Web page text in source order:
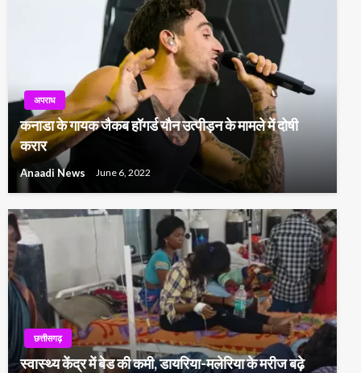
अपराध
कनाडा के गायक जैकब हॉगर्ड यौन उत्पीड़न के मामले में दोषी
करार
Anaadi News June 6, 2022
छत्तीसगढ़
स्वास्थ्य केंद्र में बेड की कमी, डायरिया-मलेरिया के मरीज बढ़े